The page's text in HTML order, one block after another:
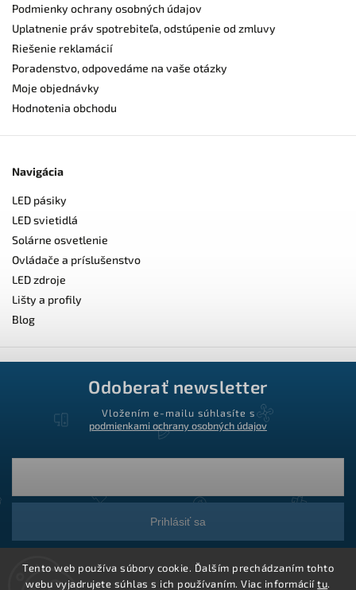
Tento web používa súbory cookie. Ďalším prechádzaním tohto
webu vyjadrujete súhlas s ich používaním. Viac informáciítu.
Podmienky ochrany osobných údajov
Uplatnenie práv spotrebiteľa, odstúpenie od zmluvy
Riešenie reklamácií
Poradenstvo, odpovedáme na vaše otázky
Moje objednávky
Hodnotenia obchodu
Navigácia
LED pásiky
LED svietidlá
Solárne osvetlenie
Ovládače a príslušenstvo
LED zdroje
Lišty a profily
Blog
Odoberať newsletter
Vložením e-mailu súhlasíte s
podmienkami ochrany osobných údajov
Prihlásiť sa